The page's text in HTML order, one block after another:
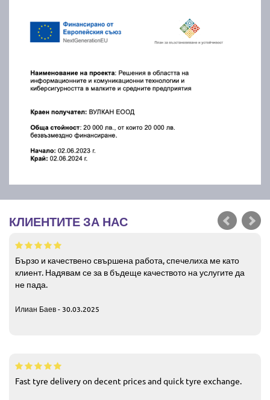
КЛИЕНТИТЕ ЗА НАС
Бързо и качествено свършена работа, спечелиха ме като
клиент. Надявам се за в бъдеще качеството на услугите да
не пада.
Илиан Баев - 30.03.2025
Fast tyre delivery on decent prices and quick tyre exchange.